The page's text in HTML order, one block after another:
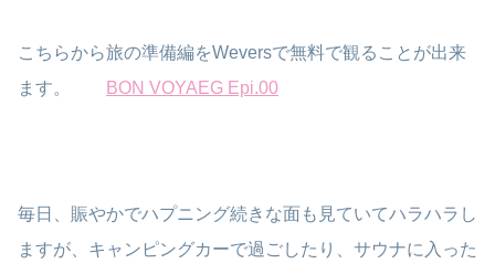
こちらから旅の準備編をWeversで無料で観ることが出来
ます。
BON VOYAEG Epi.00
毎日、賑やかでハプニング続きな面も見ていてハラハラし
ますが、キャンピングカーで過ごしたり、サウナに入った